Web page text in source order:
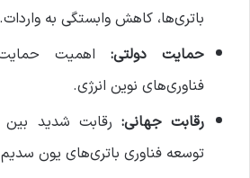
باتری‌ها، کاهش وابستگی به واردات.
حمایت دولتی:اهمیت حمایت
فناوری‌های نوین انرژی.
رقابت جهانی: رقابت شدید
توسعه فناوری باتری‌های یون